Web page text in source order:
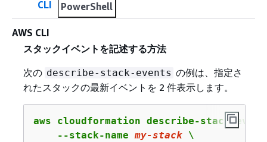
CLI PowerShell
AWS CLI
スタックイベントを記述する方法
次の describe-stack-events の例は、指定さ
れたスタックの最新イベントを 2 件表示します。
aws cloudformation describe-stack-
    --stack-name
my-stack \